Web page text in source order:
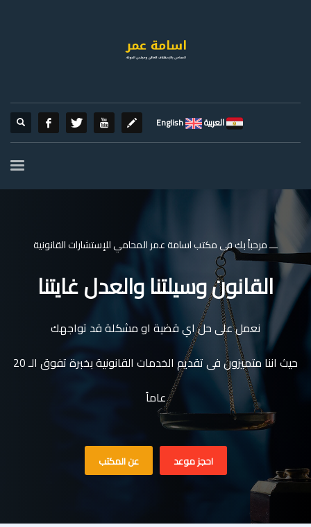
العربية English
ـــ مرحباً بك فى مكتب اسامة عمر المحامي للإستشارات القانونية
القانون وسيلتنا والعدل غايتنا
نعمل على حل اي قضية او مشكلة قد تواجهك
حيث اننا متميزون فى تقديم الخدمات القانونية بخبرة تفوق الـ 20
عاماً
احجز موعد عن المكتب